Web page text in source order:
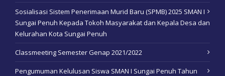
Sosialisasi Sistem Penerimaan Murid Baru (SPMB) 2025 SMAN I
Sungai Penuh Kepada Tokoh Masyarakat dan Kepala Desa dan
Kelurahan Kota Sungai Penuh
Classmeeting Semester Genap 2021/2022
Pengumuman Kelulusan Siswa SMAN I Sungai Penuh Tahun